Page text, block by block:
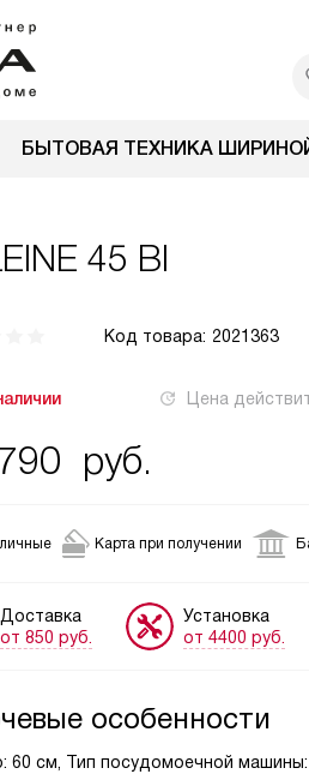
БЫТОВАЯ ТЕХНИКА
45 BI
Код товара: 2021363
Цена
руб.
Карта при получении
Доставка
от 850 руб.
Установка
от 4400 руб.
особенности
60 см, Тип посудомоечной